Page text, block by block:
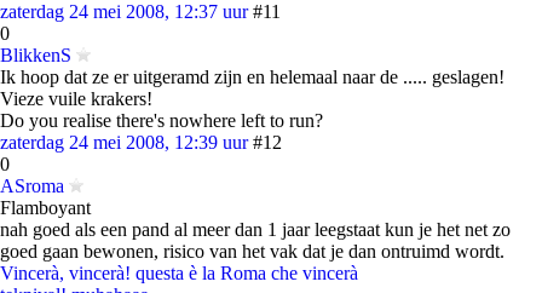
zaterdag 24 mei 2008, 12:37 uur #11
0
BlikkenS
Ik hoop dat ze er uitgeramd zijn en helemaal naar de ..... geslagen!
Vieze vuile krakers!
Do you realise there's nowhere left to run?
zaterdag 24 mei 2008, 12:39 uur #12
0
ASroma
Flamboyant
nah goed als een pand al meer dan 1 jaar leegstaat kun je het net zo
goed gaan bewonen, risico van het vak dat je dan ontruimd wordt.
Vincerà, vincerà! questa è la Roma che vincerà